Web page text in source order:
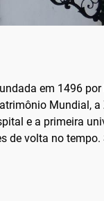
em 1496
Mundial,
e a primeira
de volta no